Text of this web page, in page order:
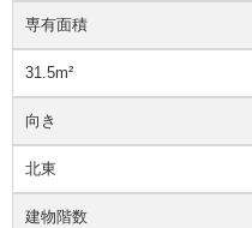
専有面積
31.5m²
向き
北東
建物階数